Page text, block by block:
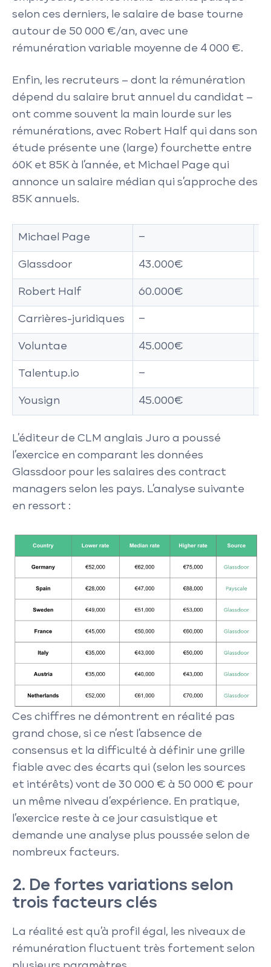
selon ces derniers, le salaire de base tourne
autour de 50 000 €/an, avec une
rémunération variable moyenne de 4 000 €.
Enfin, les recruteurs – dont la rémunération
dépend du salaire brut annuel du candidat –
ont comme souvent la main lourde sur les
rémunérations, avec Robert Half qui dans son
étude présente une (large) fourchette entre
60K et 85K à l’année, et Michael Page qui
annonce un salaire médian qui s’approche des
85K annuels.
Michael Page –
Glassdoor 43.000€
Robert Half 60.000€
Carrières-juridiques –
Voluntae 45.000€
Talentup.io –
Yousign 45.000€
L’éditeur de CLM anglais Juro a poussé
l’exercice en comparant les données
Glassdoor pour les salaires des contract
managers selon les pays. L’analyse suivante
en ressort :
Ces chiffres ne démontrent en réalité pas
grand chose, si ce n’est l’absence de
consensus et la difficulté à définir une grille
fiable avec des écarts qui (selon les sources
et intérêts) vont de 30 000 € à 50 000 € pour
un même niveau d’expérience. En pratique,
l’exercice reste à ce jour casuistique et
demande une analyse plus poussée selon de
nombreux facteurs.
2. De fortes variations selon
trois facteurs clés
La réalité est qu’à profil égal, les niveaux de
rémunération fluctuent très fortement selon